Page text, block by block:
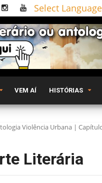
Select Language
VEM AÍ HISTÓRIAS
Violência Urbana |
Literária